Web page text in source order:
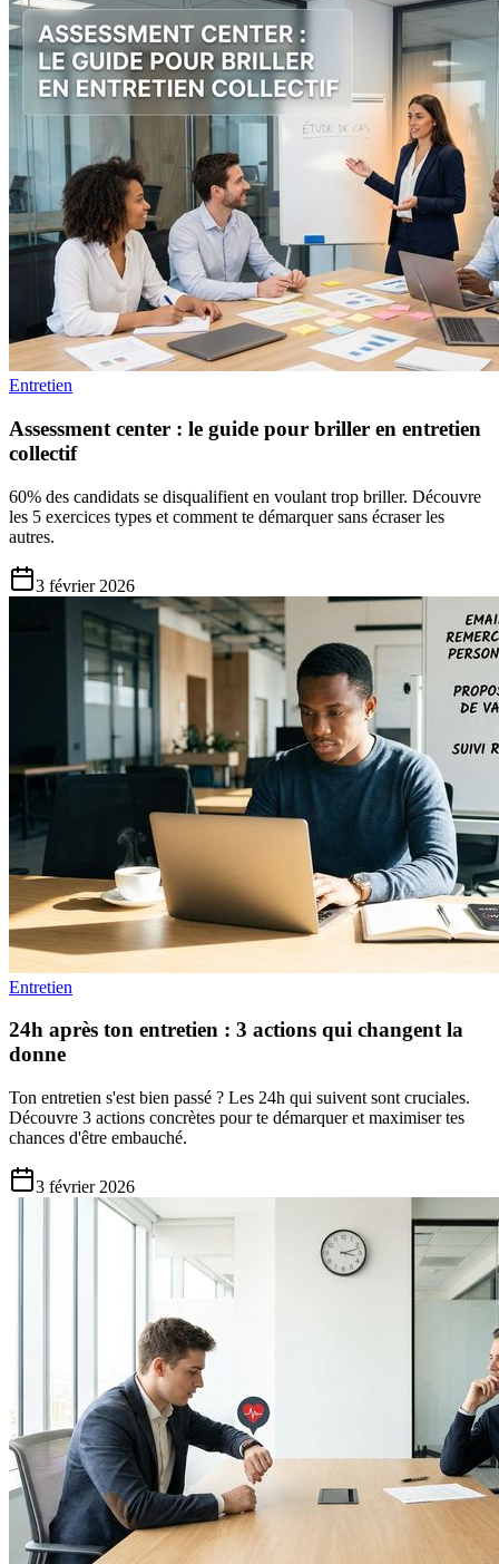
Entretien
Assessment center : le guide pour briller en entretien
collectif
60% des candidats se disqualifient en voulant trop briller. Découvre
les 5 exercices types et comment te démarquer sans écraser les
autres.
3 février 2026
Entretien
24h après ton entretien : 3 actions qui changent la
donne
Ton entretien s'est bien passé ? Les 24h qui suivent sont cruciales.
Découvre 3 actions concrètes pour te démarquer et maximiser tes
chances d'être embauché.
3 février 2026